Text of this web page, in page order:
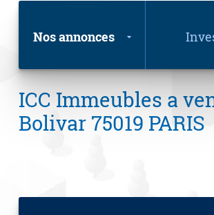
Nos annonces
ICC Immeubles a
Bolivar 75019 PARIS